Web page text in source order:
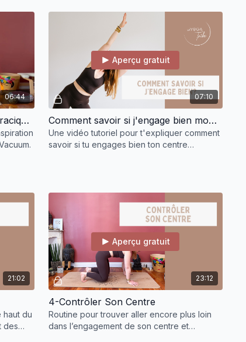
dans l'abonnement ou en achat unique dans le KIT
06:44
Tutoriel Fausse Inspiration Thoracique (FIT)
07:10
Aperçu gratuit
Comment savoir si j'engage bien mon centre?
Une vidéo tutoriel pour t'expliquer comment
savoir si tu engages bien ton centre
21:02
haut du
des
23:12
Aperçu gratuit
4-Contrôler Son Centre
Routine pour trouver aller encore plus loin
dans l’engagement de son centre et